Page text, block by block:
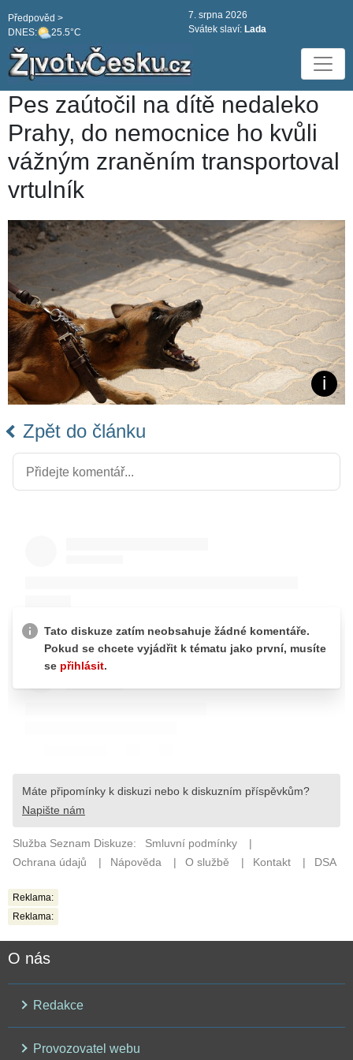
DNES: 25.5°C
Předpověd >
7. srpna 2026
Svátek slaví: Lada
Pes zaútočil na dítě nedaleko
Prahy, do nemocnice ho kvůli
vážným zraněním transportoval
vrtulník
Zpět do článku
Reklama:
Reklama:
O nás
Redakce
Provozovatel webu